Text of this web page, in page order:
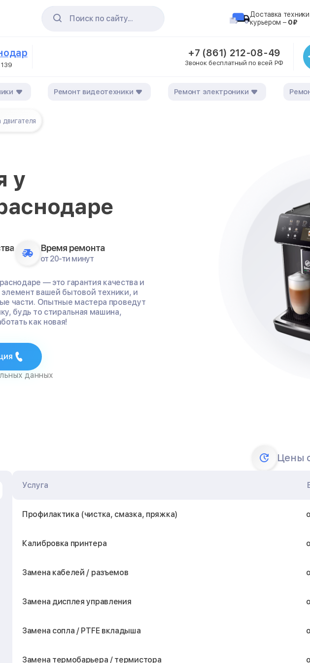
Поиск по сайту...
Доставка
курьером – 0₽
+7 (861) 212-08-49
Звонок бесплатный по всей РФ
Ремонт видеотехники Ремонт электроники
двигателя
у
Время ремонта
от 20-ти минут
— это гарантия качества и
вашей бытовой техники, и
части. Опытные мастера проведут
будь то стиральная машина,
как новая!
данных
Цены
Услуга
Профилактика (чистка, смазка, пряжка)
Калибровка принтера
Замена кабелей / разъемов
Замена дисплея управления
Замена сопла / PTFE вкладыша
Замена термобарьера / термистора